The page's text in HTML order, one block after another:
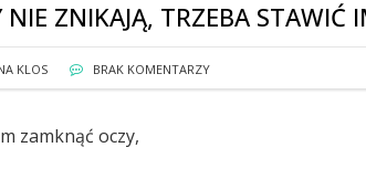
NIE ZNIKAJĄ, TRZEBA STAWIĆ
KLOS BRAK KOMENTARZY
zamknąć oczy,